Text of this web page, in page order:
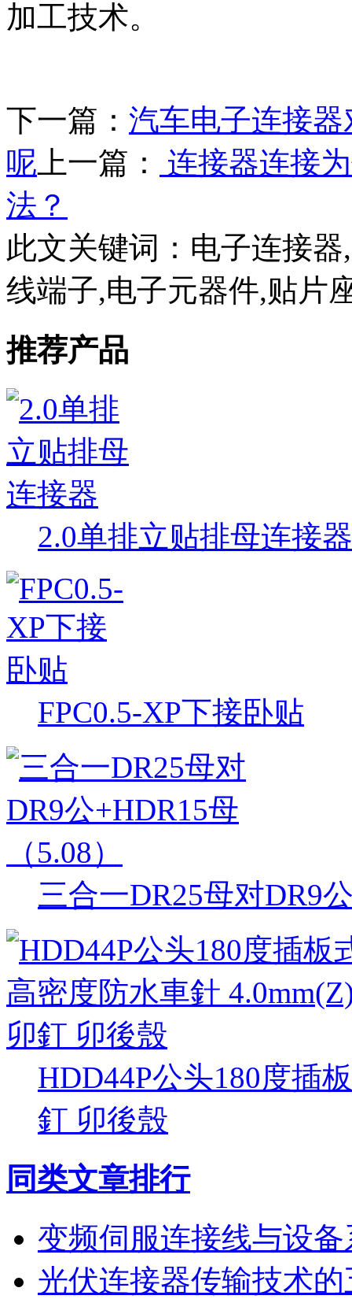
加工技术。
下一篇： 汽车电子连接
呢 上一篇：
连接器连接
法？
此文关键词： 电子连接
线端子,电子元器件,贴片
推荐产品
2.0单排立贴排母连接器
FPC0.5-XP下接卧贴
三合一DR25母对DR9
HDD44P公头180度插
釘 卯後殼
同类文章排行
变频伺服连接线与设
光伏连接器传输技术